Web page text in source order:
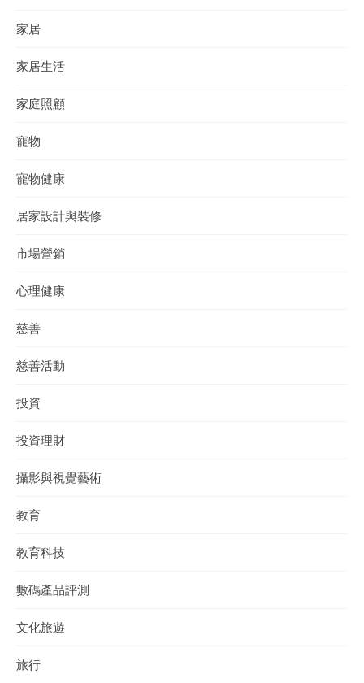
家居
家居生活
家庭照顧
寵物
寵物健康
居家設計與裝修
市場營銷
心理健康
慈善
慈善活動
投資
投資理財
攝影與視覺藝術
教育
教育科技
數碼產品評測
文化旅遊
旅行